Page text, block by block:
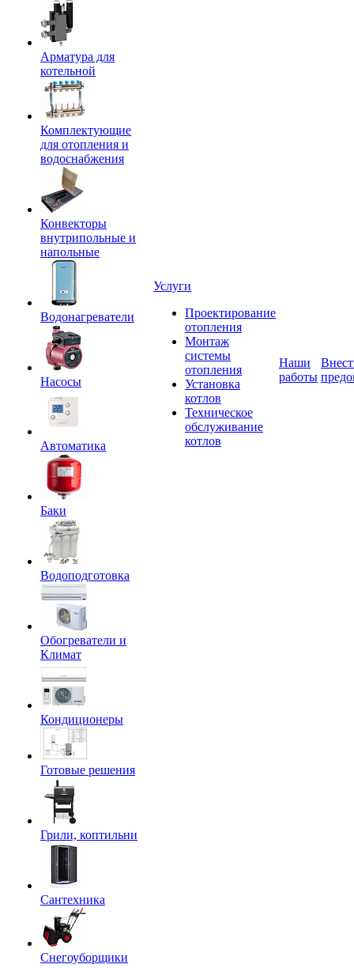
Арматура для
котельной
Комплектующие
для отопления и
водоснабжения
Конвекторы
внутрипольные и
напольные
Водонагреватели
Насосы
Автоматика
Баки
Водоподготовка
Обогреватели и
Климат
Кондиционеры
Готовые решения
Грили, коптильни
Сантехника
Снегоуборщики
Услуги
Проектирование
отопления
Монтаж
системы
отопления
Установка
котлов
Техническое
обслуживание
котлов
Наши
работы